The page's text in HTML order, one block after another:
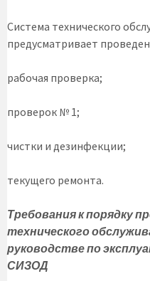
Система технического
предусматривает
рабочая проверка;
проверок № 1;
чистки и
текущего ремонта.
Требования к порядку
технического
руководстве по
СИЗОД